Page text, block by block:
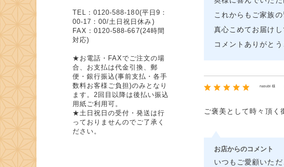
これからもご家族
真心こめてお届け
コメントありがと
nasubi 様
ご褒美として時々頂く
お店からのコメント
いつもご愛顧いた
TEL：0120-588-180(平日9：
00-17：00/土日祝日休み)
FAX：0120-588-667(24時間
対応)
★お電話・FAXでご注文の場
合、お支払は代金引換、郵
便・銀行振込(事前支払・各手
数料お客様ご負担)のみとなり
ます。2回目以降は後払い振込
用紙ご利用可。
★土日祝日の受付・発送は行
っておりませんのでご了承く
ださい。